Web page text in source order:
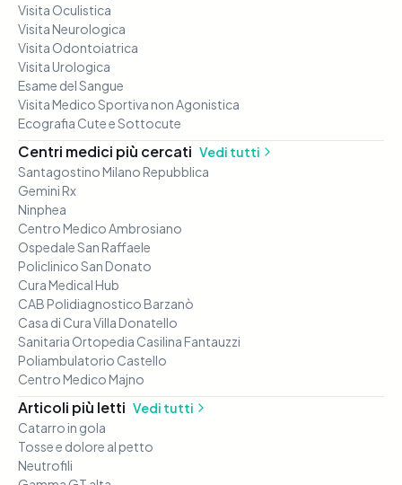
Visita Oculistica
Visita Neurologica
Visita Odontoiatrica
Visita Urologica
Esame del Sangue
Visita Medico Sportiva non Agonistica
Ecografia Cute e Sottocute
Centri medici più cercati Vedi tutti
Santagostino Milano Repubblica
Gemini Rx
Ninphea
Centro Medico Ambrosiano
Ospedale San Raffaele
Policlinico San Donato
Cura Medical Hub
CAB Polidiagnostico Barzanò
Casa di Cura Villa Donatello
Sanitaria Ortopedia Casilina Fantauzzi
Poliambulatorio Castello
Centro Medico Majno
Articoli più letti Vedi tutti
Catarro in gola
Tosse e dolore al petto
Neutrofili